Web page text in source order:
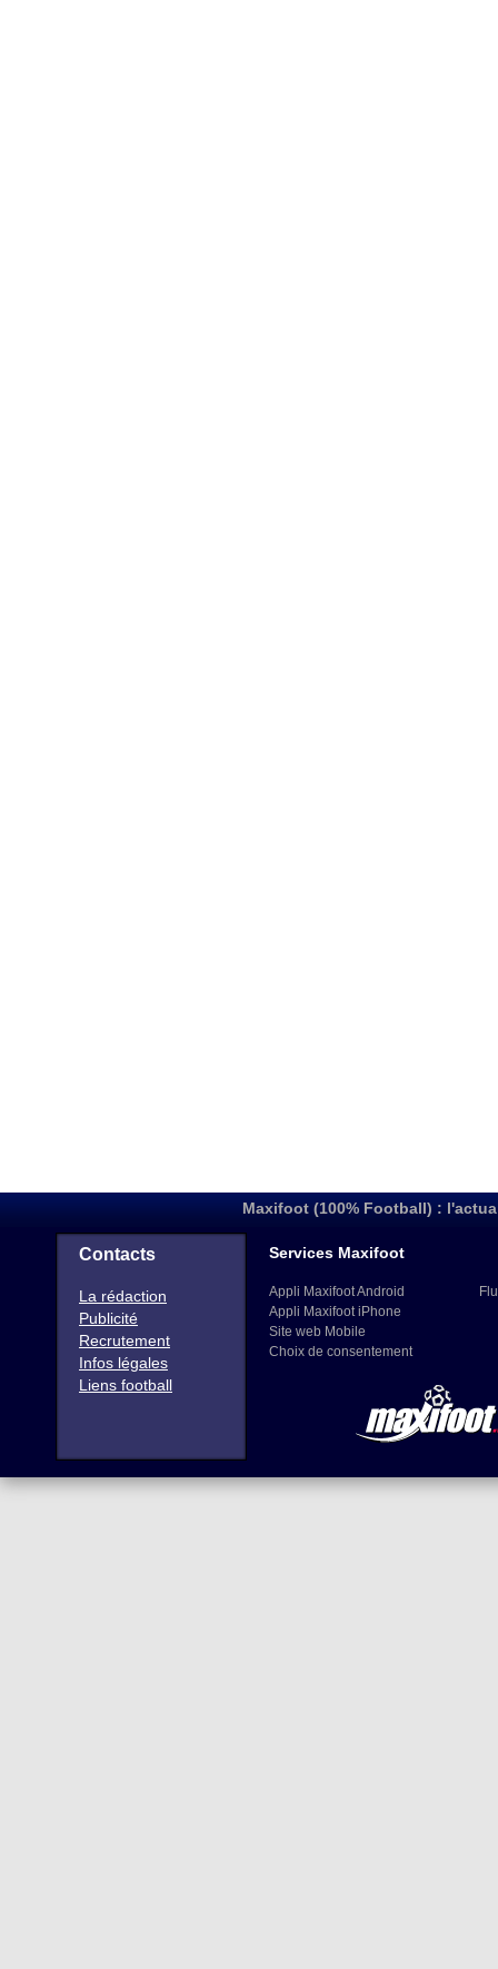
Maxifoot (100% Football) :
Contacts
La rédaction
Publicité
Recrutement
Infos légales
Liens football
Services Maxifoot
Appli Maxifoot Android
Appli Maxifoot iPhone
Site web Mobile
Choix de consentement